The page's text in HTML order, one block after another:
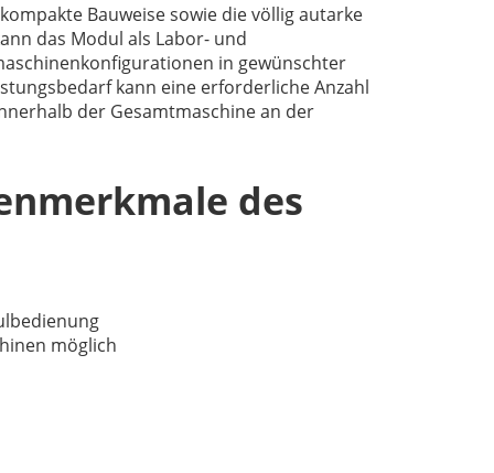
Bauweise sowie die völlig autarke
das Modul als Labor- und
in gewünschter
kann eine erforderliche Anzahl
der Gesamtmaschine an der
des
möglich